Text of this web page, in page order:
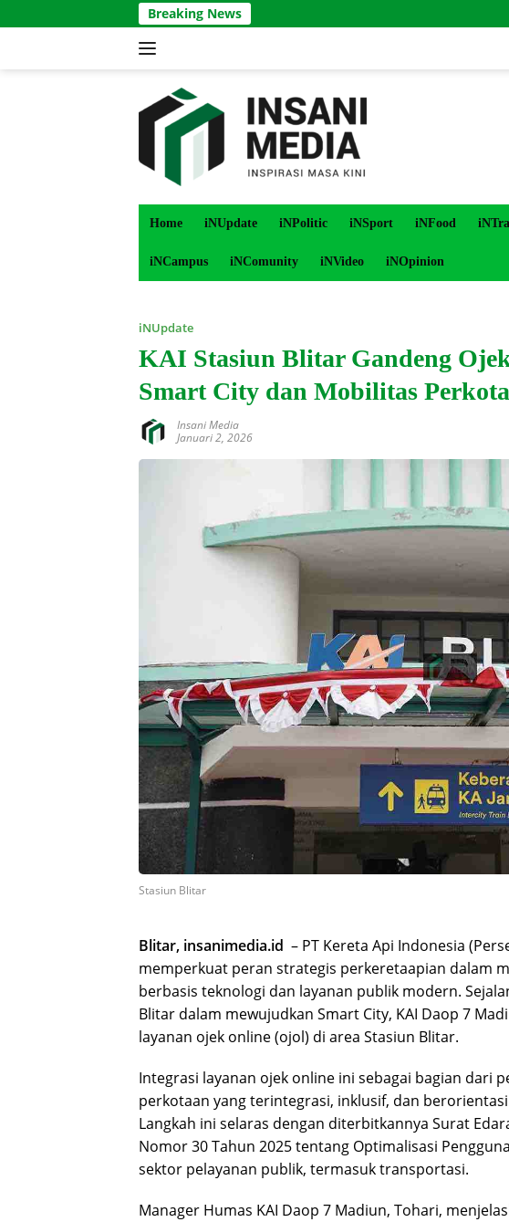
ke
Breaking News
Home iNUpdate iNPolitic iNSport iNFood
iNCampus iNComunity iNVideo iNOpinion
iNUpdate
KAI Stasiun Blitar Gandeng
Smart City dan Mobilitas
Insani Media
Januari 2, 2026
Stasiun Blitar
Blitar, insanimedia.id – PT Kereta Api Indonesia
memperkuat peran strategis perkeretaapian dalam
berbasis teknologi dan layanan publik modern.
Blitar dalam mewujudkan Smart City, KAI Daop 7
layanan ojek online (ojol) di area Stasiun Blitar.
Integrasi layanan ojek online ini sebagai bagian dari
perkotaan yang terintegrasi, inklusif, dan
Langkah ini selaras dengan diterbitkannya Surat
Nomor 30 Tahun 2025 tentang Optimalisasi
sektor pelayanan publik, termasuk transportasi.
Manager Humas KAI Daop 7 Madiun, Tohari,